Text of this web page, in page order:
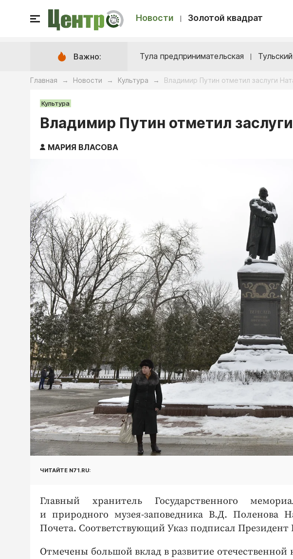
Новости Золотой квадрат
Важно: Тула предпринимательская
Главная → Новости → Культура → Владимир Путин отметил заслуги
Культура
Владимир Путин отметил
МАРИЯ ВЛАСОВА
ЧИТАЙТЕ N71.RU:
Главный хранитель Государственного
и природного музея-заповедника В.Д. Поленова
Почета. Соответствующий Указ подписал
Отмечены большой вклад в развитие отечественной